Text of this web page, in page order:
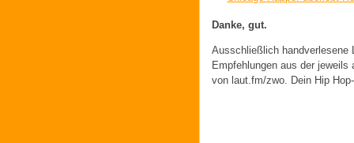
Danke, gut.
Ausschließlich handverlesene
Empfehlungen aus der
von laut.fm/zwo. Dein Hip